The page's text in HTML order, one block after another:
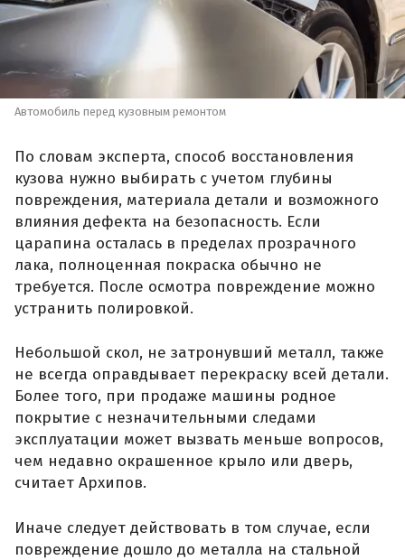
Автомобиль перед кузовным ремонтом
По словам эксперта, способ восстановления
кузова нужно выбирать с учетом глубины
повреждения, материала детали и возможного
влияния дефекта на безопасность. Если
царапина осталась в пределах прозрачного
лака, полноценная покраска обычно не
требуется. После осмотра повреждение можно
устранить полировкой.
Небольшой скол, не затронувший металл, также
не всегда оправдывает перекраску всей детали.
Более того, при продаже машины родное
покрытие с незначительными следами
эксплуатации может вызвать меньше вопросов,
чем недавно окрашенное крыло или дверь,
считает Архипов.
Иначе следует действовать в том случае, если
повреждение дошло до металла на стальной